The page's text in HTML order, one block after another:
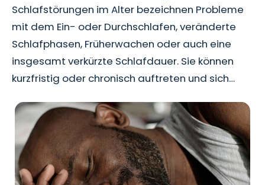
Schlafstörungen im Alter bezeichnen Probleme
mit dem Ein- oder Durchschlafen, veränderte
Schlafphasen, Früherwachen oder auch eine
insgesamt verkürzte Schlafdauer. Sie können
kurzfristig oder chronisch auftreten und sich…